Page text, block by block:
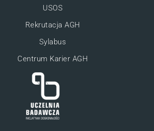
USOS
Rekrutacja AGH
Sylabus
Centrum Karier AGH